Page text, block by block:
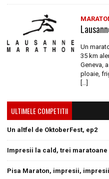
Un
35 km
Geneva,
ploaie,
[…]
ULTIMELE COMPETITII
Un altfel de OktoberFest, ep2
Impresii la cald, trei maratoane
Pisa Maraton, impresii, impresii